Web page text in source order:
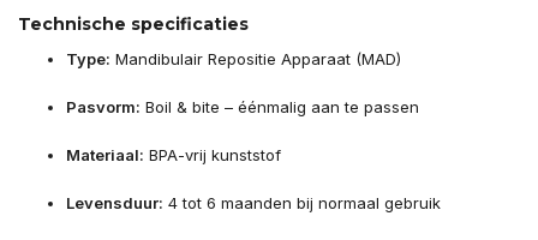
Technische specificaties
Type: Mandibulair Repositie Apparaat (MAD)
Pasvorm: Boil & bite – éénmalig aan te passen
Materiaal: BPA-vrij kunststof
Levensduur: 4 tot 6 maanden bij normaal gebruik